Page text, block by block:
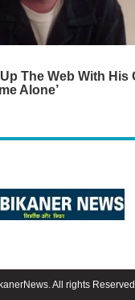
All rights Reserved.